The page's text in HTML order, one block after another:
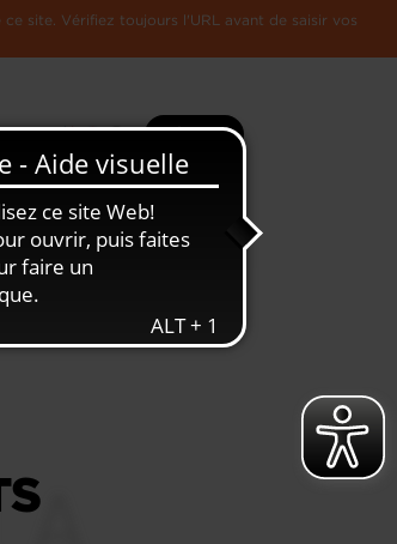
site. Vérifiez toujours l'URL avant de saisir vos
Plus
L'Economie